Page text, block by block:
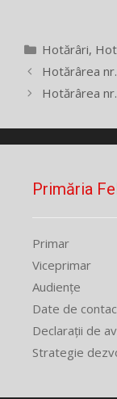
Categorii
Hotărâri,
Hotărârea
Hotărârea
Primăria
Primar
Viceprimar
Audiențe
Date de
Declarații de
Strategie